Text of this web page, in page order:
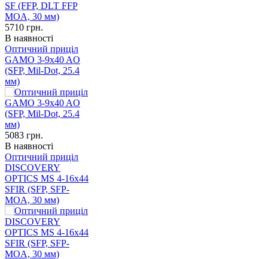
5710 грн.
В наявності
Оптичний приціл
GAMO 3-9x40 AO
(SFP, Mil-Dot, 25.4
мм)
5083 грн.
В наявності
Оптичний приціл
DISCOVERY
OPTICS MS 4-16x44
SFIR (SFP, SFP-
MOA, 30 мм)